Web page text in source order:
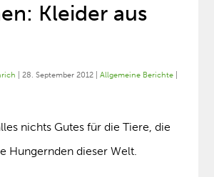
Kleider aus
|28. September 2012 |Allgemeine Berichte
nichts Gutes für die Tiere, die
Hungernden dieser Welt.